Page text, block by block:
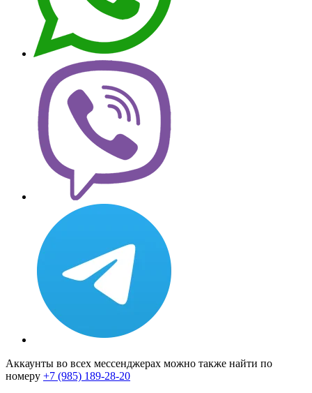
Аккаунты во всех мессенджерах можно также найти по
номеру +7 (985) 189-28-20